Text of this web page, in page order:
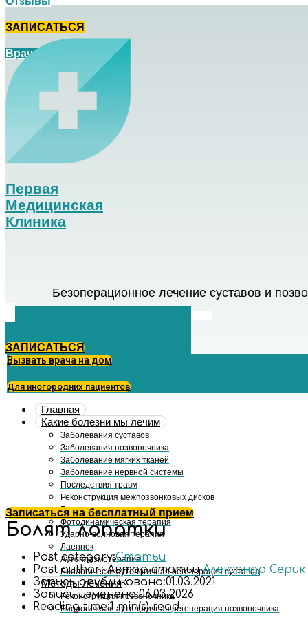
ЗАПИСАТЬСЯ
Врач на дом
Первая
Медицинская
Клиника
Безоперационное лечение суставов и
+7 (812) 765-03-83
ЗАПИСАТЬСЯ
Вызвать врача на дом
Для иногородних пациентов
Главная
Какие болезни мы лечим
Заболевания суставов
Заболевания позвоночника
Заболевание мягких тканей
Заболевание нервной системы
Последствия травм
Реконструкция межпозвонковых дисков
Биоимплант
Фотодинамическая терапия
Ударно-волновая терапия
Лаеннек
Аутоплазмотерапия
Биологически аутологичная регенерация суставов
Методы лечения
Реконструкция позвоночника
Биологически аутологичная регенерация позвоночника
Записаться на бесплатный прием
Болят лопатки
Post category:Статьи
Post author:Автор статьиАлександр Серик
Запись опубликована:01.03.2021
Запись изменена:06.03.2026
Reading time:1 min(s) read